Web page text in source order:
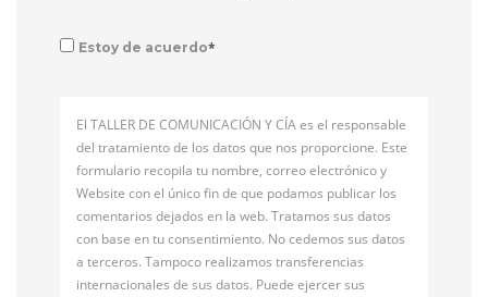
Estoy de acuerdo*
El TALLER DE COMUNICACIÓN Y CÍA es el responsable
del tratamiento de los datos que nos proporcione. Este
formulario recopila tu nombre, correo electrónico y
Website con el único fin de que podamos publicar los
comentarios dejados en la web. Tratamos sus datos
con base en tu consentimiento. No cedemos sus datos
a terceros. Tampoco realizamos transferencias
internacionales de sus datos. Puede ejercer sus